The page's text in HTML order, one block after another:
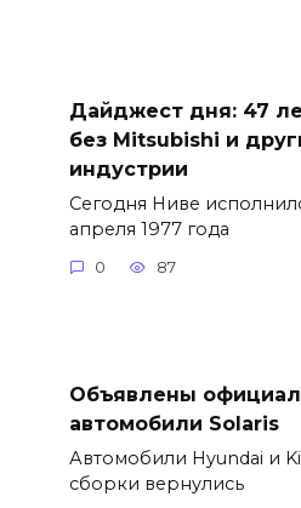
Дайджест дня: 47
без Mitsubishi и
индустрии
Сегодня Ниве
апреля 1977 года
0 87
Объявлены
автомобили Solaris
Автомобили Hyundai и
сборки вернулись